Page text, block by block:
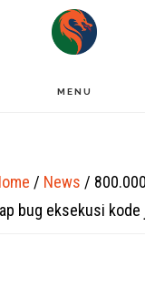
MENU
/ News /
bug eksekusi kode